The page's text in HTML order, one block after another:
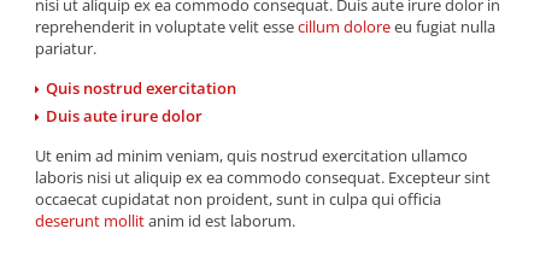
nisi ut aliquip ex ea commodo consequat. Duis aute irure dolor in
reprehenderit in voluptate velit essecillum doloreeu fugiat nulla
pariatur.
Quis nostrud exercitation
Duis aute irure dolor
Ut enim ad minim veniam, quis nostrud exercitation ullamco
laboris nisi ut aliquip ex ea commodo consequat. Excepteur sint
occaecat cupidatat non proident, sunt in culpa qui officia
deserunt mollitanim id est laborum.